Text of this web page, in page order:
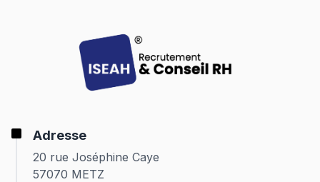
Adresse
20 rue Joséphine Caye
57070 METZ